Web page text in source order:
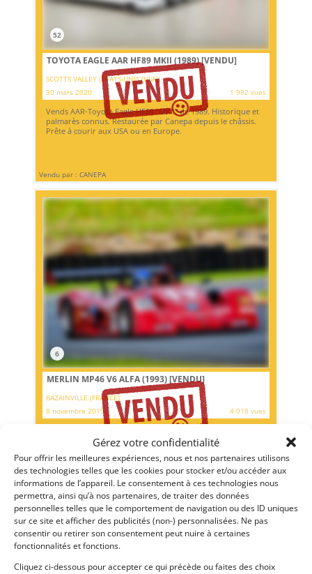
Gérez votre confidentialité
Pour offrir les meilleures expériences, nous et nos partenaires utilisons
des technologies telles que les cookies pour stocker et/ou accéder aux
informations de l’appareil. Le consentement à ces technologies nous
permettra, ainsi qu’à nos partenaires, de traiter des données
personnelles telles que le comportement de navigation ou des ID uniques
sur ce site et afficher des publicités (non-) personnalisées. Ne pas
consentir ou retirer son consentement peut nuire à certaines
fonctionnalités et fonctions.
Cliquez ci-dessous pour accepter ce qui précède ou faites des choix
52
TOYOTA EAGLE AAR HF89 MKII (1989)[VENDU]
SCOTTS VALLEY (ETATS-UNIS (USA))
30 mars 2020
1 982 vues
Vends AAR-Toyota Eagle HF89 “MKII” de 1989. Historique et
palmarès connus. Restaurée par Canepa depuis le châssis.
Prête à courir aux USA ou en Europe.
Vendu par : CANEPA
6
MERLIN MP46 V6 ALFA (1993)[VENDU]
BAZAINVILLE (FRANCE)
8 novembre 2019
4 018 vues
Restaurée en 2018 pour la saison 2019. Idéale pour viser la
victoire en Sport Protos Cup .
Vendu par : Josserand